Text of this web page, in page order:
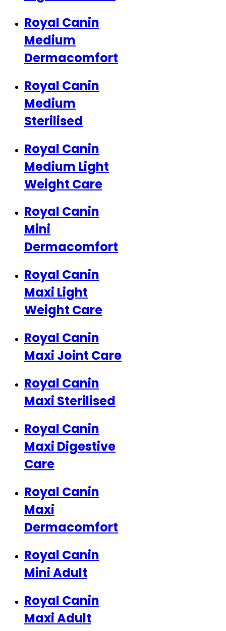
Royal Canin
Medium
Dermacomfort
Royal Canin
Medium
Sterilised
Royal Canin
Medium Light
Weight Care
Royal Canin
Mini
Dermacomfort
Royal Canin
Maxi Light
Weight Care
Royal Canin
Maxi Joint Care
Royal Canin
Maxi Sterilised
Royal Canin
Maxi Digestive
Care
Royal Canin
Maxi
Dermacomfort
Royal Canin
Mini Adult
Royal Canin
Maxi Adult